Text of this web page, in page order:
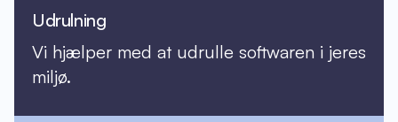
Udrulning
Vi hjælper med at udrulle softwaren i jeres
miljø.